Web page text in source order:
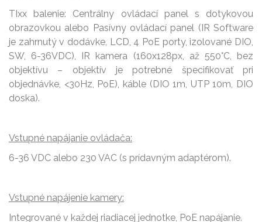
TIxx balenie: Centrálny ovládací panel s dotykovou
obrazovkou alebo Pasívny ovládací panel (IR Software
je zahrnutý v dodávke, LCD, 4 PoE porty, izolované DIO,
SW, 6-36VDC), IR kamera (160x128px, až 550°C, bez
objektívu – objektív je potrebné špecifikovať pri
objednávke, <30Hz, PoE), káble (DIO 1m, UTP 10m, DIO
doska).
Vstupné napájanie ovládača:
6-36 VDC alebo 230 VAC (s prídavným adaptérom).
Vstupné napájenie kamery:
Integrované v každej riadiacej jednotke, PoE napájanie.